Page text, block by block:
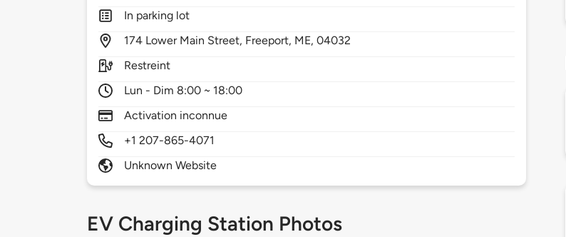
In parking lot
174 Lower Main Street, Freeport, ME,04032
Restreint
Lun - Dim 8:00 ~ 18:00
Activation inconnue
+1 207-865-4071
Unknown Website
EV Charging Station Photos